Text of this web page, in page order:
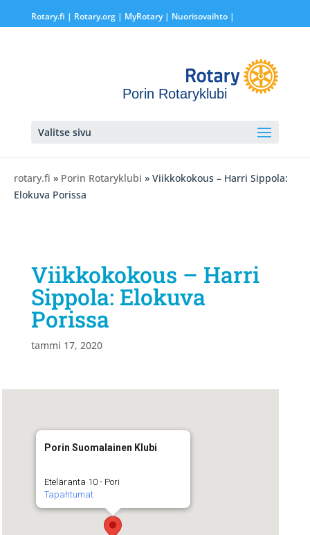
Rotary.fi | Rotary.org| MyRotary | Nuorisovaihto|
Porin Rotaryklubi
Valitse sivu
rotary.fi » Porin Rotaryklubi » Viikkokokous – Harri Sippola:
Elokuva Porissa
Viikkokokous – Harri
Sippola: Elokuva
Porissa
tammi 17, 2020
Porin Suomalainen Klubi
Eteläranta 10 - Pori
Tapahtumat